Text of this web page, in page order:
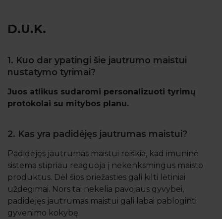
D.U.K.
1. Kuo dar ypatingi šie jautrumo maistui
nustatymo tyrimai?
Juos atlikus sudaromi personalizuoti tyrimų
protokolai su mitybos planu.
2. Kas yra padidėjęs jautrumas maistui?
Padidėjęs jautrumas maistui reiškia, kad imuninė
sistema stipriau reaguoja į nekenksmingus maisto
produktus. Dėl šios priežasties gali kilti lėtiniai
uždegimai. Nors tai nekelia pavojaus gyvybei,
padidėjęs jautrumas maistui gali labai pabloginti
gyvenimo kokybę.